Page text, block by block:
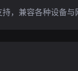
，兼容各种设备与